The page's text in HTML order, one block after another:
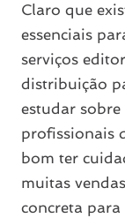
Claro que
essenciais
serviços
distribuição
estudar
profissionais
bom ter
muitas
concreta